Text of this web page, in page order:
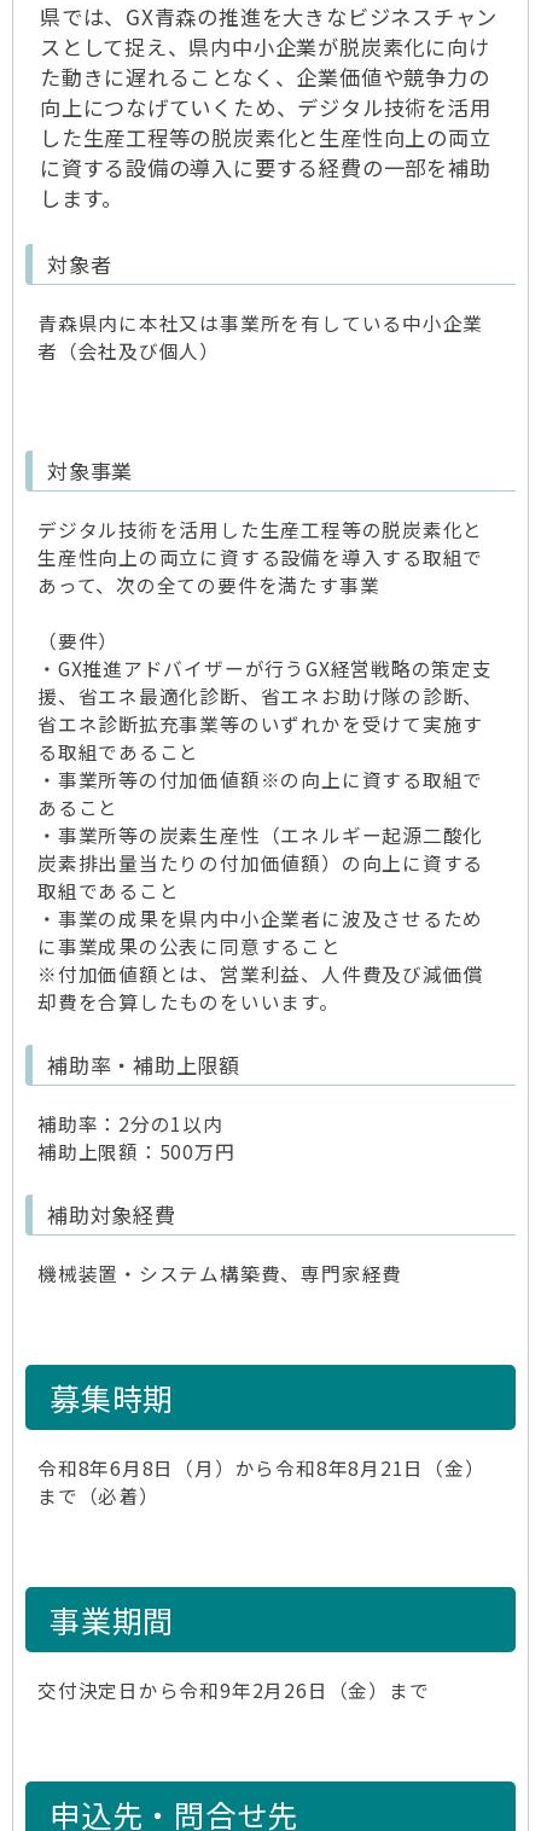
県では、GX青森の推進を大きなビジネスチャン
スとして捉え、県内中小企業が脱炭素化に向け
た動きに遅れることなく、企業価値や競争力の
向上につなげていくため、デジタル技術を活用
した生産工程等の脱炭素化と生産性向上の両立
に資する設備の導入に要する経費の一部を補助
します。
対象者
青森県内に本社又は事業所を有している中小企業
者（会社及び個人）
対象事業
デジタル技術を活用した生産工程等の脱炭素化と
生産性向上の両立に資する設備を導入する取組で
あって、次の全ての要件を満たす事業
（要件）
・GX推進アドバイザーが行うGX経営戦略の策定支
援、省エネ最適化診断、省エネお助け隊の診断、
省エネ診断拡充事業等のいずれかを受けて実施す
る取組であること
・事業所等の付加価値額※の向上に資する取組で
あること
・事業所等の炭素生産性（エネルギー起源二酸化
炭素排出量当たりの付加価値額）の向上に資する
取組であること
・事業の成果を県内中小企業者に波及させるため
に事業成果の公表に同意すること
※付加価値額とは、営業利益、人件費及び減価償
却費を合算したものをいいます。
補助率・補助上限額
補助率：2分の1以内
補助上限額：500万円
補助対象経費
機械装置・システム構築費、専門家経費
募集時期
令和8年6月8日（月）から令和8年8月21日（金）
まで（必着）
事業期間
交付決定日から令和9年2月26日（金）まで
申込先・問合せ先